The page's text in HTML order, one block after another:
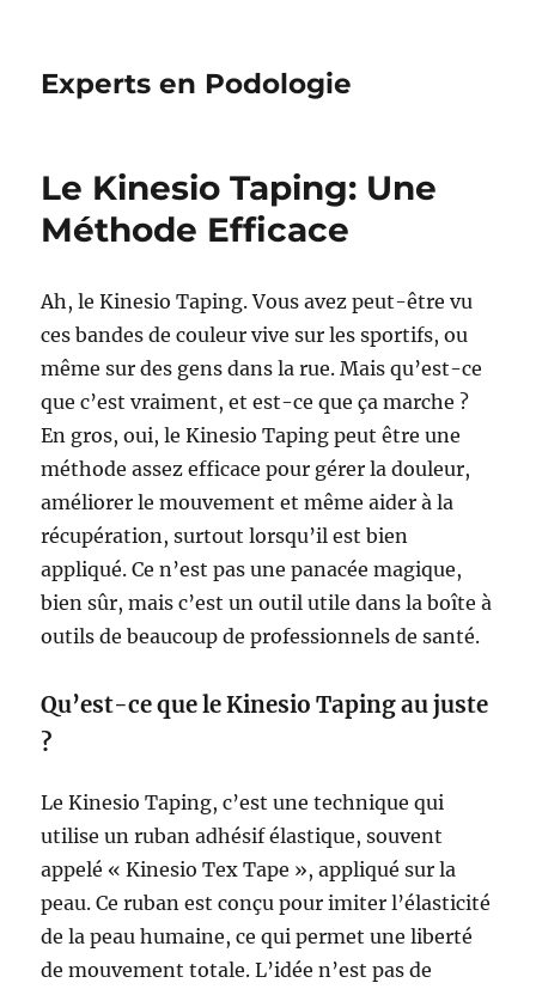
Experts en Podologie
Le Kinesio Taping: Une
Méthode Efficace
Ah, le Kinesio Taping. Vous avez peut-être vu
ces bandes de couleur vive sur les sportifs, ou
même sur des gens dans la rue. Mais qu’est-ce
que c’est vraiment, et est-ce que ça marche ?
En gros, oui, le Kinesio Taping peut être une
méthode assez efficace pour gérer la douleur,
améliorer le mouvement et même aider à la
récupération, surtout lorsqu’il est bien
appliqué. Ce n’est pas une panacée magique,
bien sûr, mais c’est un outil utile dans la boîte à
outils de beaucoup de professionnels de santé.
Qu’est-ce que le Kinesio Taping au juste
?
Le Kinesio Taping, c’est une technique qui
utilise un ruban adhésif élastique, souvent
appelé « Kinesio Tex Tape », appliqué sur la
peau. Ce ruban est conçu pour imiter l’élasticité
de la peau humaine, ce qui permet une liberté
de mouvement totale. L’idée n’est pas de